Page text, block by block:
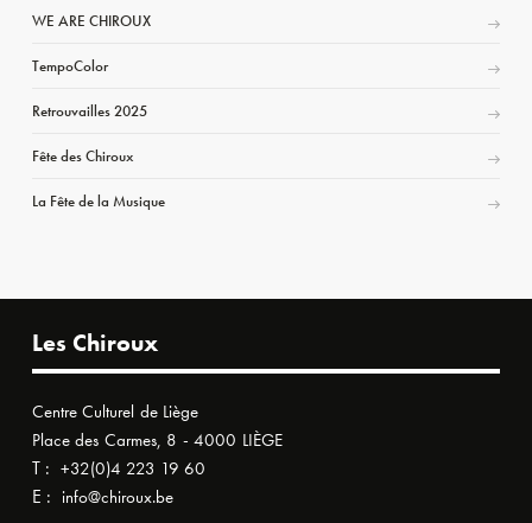
WE ARE CHIROUX
TempoColor
Retrouvailles 2025
Fête des Chiroux
La Fête de la Musique
Les Chiroux
Centre Culturel de Liège
Place des Carmes, 8 - 4000 LIÈGE
T : +32(0)4 223 19 60
E : info@chiroux.be